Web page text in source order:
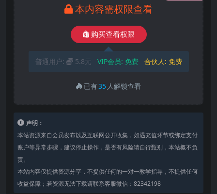
本内容需权限查看
购买查看权限
普通用户: 5.8元 VIP会员: 免费 合伙人: 免费
已有35 人解锁查看
声明：
本站资源来自会员发布以及互联网公开收集，如遇充值环节或绑定支付
账户等异常步骤，建议停止操作，是否有风险请自行甄别，本站概不负
责。
本站内容仅提供资源分享，不提供任何的一对一教学指导，不提供任何
收益保障；若资源无法下载请联系客服微信：82342198